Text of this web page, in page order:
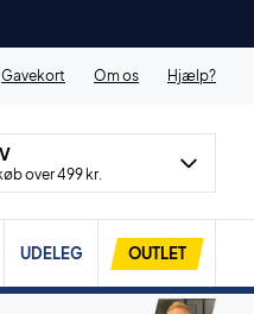
Gavekort Om os Hjælp?
over 499 kr.
UDELEG OUTLET